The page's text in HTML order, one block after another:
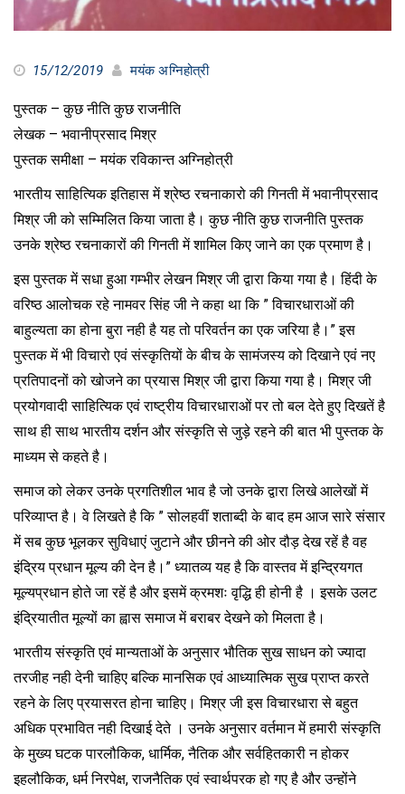
15/12/2019 मयंक अग्निहोत्री
पुस्तक – कुछ नीति कुछ राजनीति
लेखक – भवानीप्रसाद मिश्र
पुस्तक समीक्षा – मयंक रविकान्त अग्निहोत्री
भारतीय साहित्यिक इतिहास में श्रेष्ठ रचनाकारो की गिनती में भवानीप्रसाद
मिश्र जी को सम्मिलित किया जाता है। कुछ नीति कुछ राजनीति पुस्तक
उनके श्रेष्ठ रचनाकारों की गिनती में शामिल किए जाने का एक प्रमाण है।
इस पुस्तक में सधा हुआ गम्भीर लेखन मिश्र जी द्वारा किया गया है। हिंदी के
वरिष्ठ आलोचक रहे नामवर सिंह जी ने कहा था कि ” विचारधाराओं की
बाहुल्यता का होना बुरा नही है यह तो परिवर्तन का एक जरिया है।” इस
पुस्तक में भी विचारो एवं संस्कृतियों के बीच के सामंजस्य को दिखाने एवं नए
प्रतिपादनों को खोजने का प्रयास मिश्र जी द्वारा किया गया है। मिश्र जी
प्रयोगवादी साहित्यिक एवं राष्ट्रीय विचारधाराओं पर तो बल देते हुए दिखतें है
साथ ही साथ भारतीय दर्शन और संस्कृति से जुड़े रहने की बात भी पुस्तक के
माध्यम से कहते है।
समाज को लेकर उनके प्रगतिशील भाव है जो उनके द्वारा लिखे आलेखों में
परिव्याप्त है। वे लिखते है कि ” सोलहवीं शताब्दी के बाद हम आज सारे संसार
में सब कुछ भूलकर सुविधाएं जुटाने और छीनने की ओर दौड़ देख रहें है वह
इंद्रिय प्रधान मूल्य की देन है।” ध्यातव्य यह है कि वास्तव में इन्द्रियगत
मूल्यप्रधान होते जा रहें है और इसमें क्रमशः वृद्धि ही होनी है । इसके उलट
इंद्रियातीत मूल्यों का ह्वास समाज में बराबर देखने को मिलता है।
भारतीय संस्कृति एवं मान्यताओं के अनुसार भौतिक सुख साधन को ज्यादा
तरजीह नही देनी चाहिए बल्कि मानसिक एवं आध्यात्मिक सुख प्राप्त करते
रहने के लिए प्रयासरत होना चाहिए। मिश्र जी इस विचारधारा से बहुत
अधिक प्रभावित नही दिखाई देते । उनके अनुसार वर्तमान में हमारी संस्कृति
के मुख्य घटक पारलौकिक, धार्मिक, नैतिक और सर्वहितकारी न होकर
इहलौकिक, धर्म निरपेक्ष, राजनैतिक एवं स्वार्थपरक हो गए है और उन्होंने